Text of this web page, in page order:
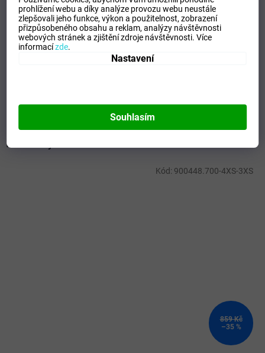
prohlížení webu a díky analýze provozu webu neustále
zlepšovali jeho funkce, výkon a použitelnost,zobrazení
přizpůsobeného obsahu a reklam, analýzy návštěvnosti
webových stránek a zjištění zdroje návštěvnosti.Více
informacízde.
Nastavení
Souhlasím
Mohlo by se vám líbit
859 Kč
–35 %
Kód: 900448.700-4XS-3XS
Doplňkové parametry
Kategorie:
Dámské legíny
EAN:
5059431340600